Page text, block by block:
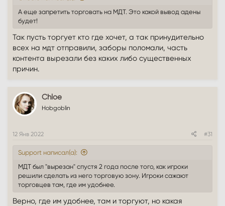
А еще запретить торговать на МДТ. Это какой вывод адены
будет!
Так пусть торгует кто где хочет, а так принудительно
всех на мдт отправили, заборы поломали, часть
контента вырезали без каких либо существенных
причин.
Chloe
Hobgoblin
12 Янв 2022 #31
Support написал(а):
МДТ был "вырезан" спустя 2 года после того, как игроки
решили сделать из него торговую зону. Игроки сажают
торговцев там, где им удобнее.
Верно, где им удобнее, там и торгуют, но какая